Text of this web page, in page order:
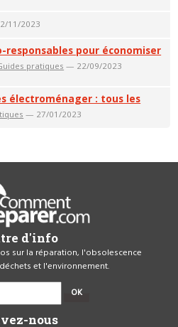
11/2023
responsables pour économiser
pratiques — 22/09/2023
électroménager : tous les
— 27/01/2023
d'info
sur la réparation, l'obsolescence
et l'environnement.
OK
nous